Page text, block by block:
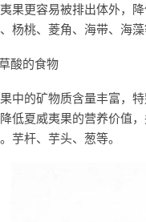
果更容易被排出体外，
杨桃、菱角、海带、海藻
酸的食物
中的矿物质含量丰富，
低夏威夷果的营养价值
芋杆、芋头、葱等。